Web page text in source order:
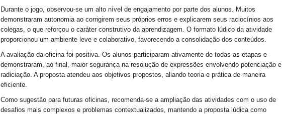
Durante o jogo, observou-se um alto nível de engajamento por parte dos alunos. Muitos
demonstraram autonomia ao corrigirem seus próprios erros e explicarem seus raciocínios aos
colegas, o que reforçou o caráter construtivo da aprendizagem. O formato lúdico da atividade
proporcionou um ambiente leve e colaborativo, favorecendo a consolidação dos conteúdos.
A avaliação da oficina foi positiva. Os alunos participaram ativamente de todas as etapas e
demonstraram, ao final, maior segurança na resolução de expressões envolvendo potenciação e
radiciação. A proposta atendeu aos objetivos propostos, aliando teoria e prática de maneira
eficiente.
Como sugestão para futuras oficinas, recomenda-se a ampliação das atividades com o uso de
desafios mais complexos e problemas contextualizados, mantendo a proposta lúdica como